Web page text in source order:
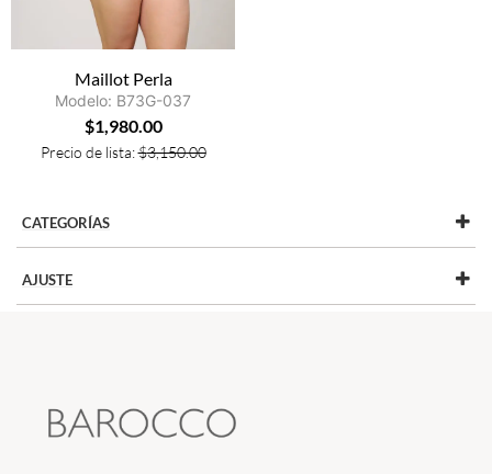
CATEGORÍAS
BOLSOS (1)
TRIANA (1)
AJUSTE
Maillot Perla
Modelo: B73G-037
$1,980.00
Precio de lista:$3,150.00